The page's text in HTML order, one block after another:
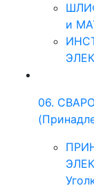
и
06.